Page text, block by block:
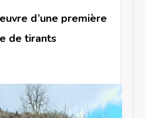
d’une première
de tirants